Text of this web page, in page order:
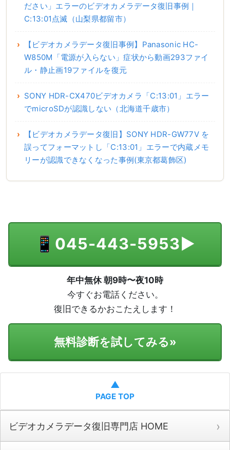
ださい」エラーのビデオカメラデータ復旧事例｜
C:13:01点滅（山梨県都留市）
【ビデオカメラデータ復旧事例】Panasonic HC-
W850M「電源が入らない」症状から動画293ファイ
ル・静止画19ファイルを復元
SONY HDR-CX470ビデオカメラ「C:13:01」エラー
でmicroSDが認識しない（北海道千歳市）
【ビデオカメラデータ復旧】SONY HDR-GW77V を
誤ってフォーマットし「C:13:01」エラーで内蔵メモ
リーが認識できなくなった事例(東京都葛飾区)
📱 045-443-5953▶
年中無休 朝9時〜夜10時
今すぐお電話ください。
復旧できるかおこたえします！
無料診断を試してみる»
▲
PAGE TOP
ビデオカメラデータ復旧専門店 HOME